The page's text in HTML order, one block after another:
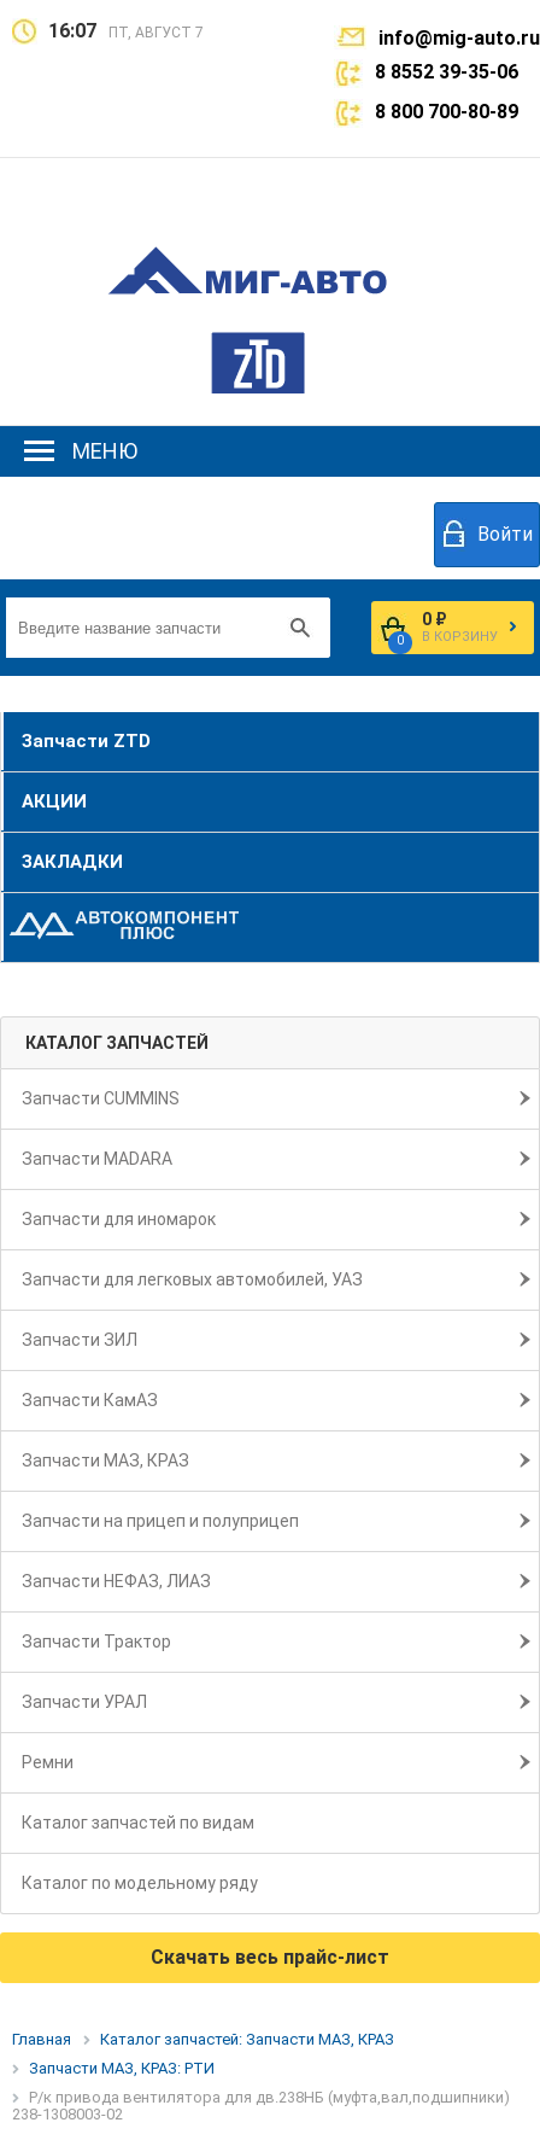
16:07 ПТ, АВГУСТ 7
info@mig-auto.ru
8 8552 39-35-06
8 800 700-80-89
МЕНЮ
Войти
0
0 ₽
В КОРЗИНУ
Запчасти ZTD
АКЦИИ
ЗАКЛАДКИ
КАТАЛОГ ЗАПЧАСТЕЙ
Запчасти CUMMINS
Запчасти MADARA
Запчасти для иномарок
Запчасти для легковых автомобилей, УАЗ
Запчасти ЗИЛ
Запчасти КамАЗ
Запчасти МАЗ, КРАЗ
Запчасти на прицеп и полуприцеп
Запчасти НЕФАЗ, ЛИАЗ
Запчасти Трактор
Запчасти УРАЛ
Ремни
Каталог запчастей по видам
Каталог по модельному ряду
Скачать весь прайс-лист
Главная
Каталог запчастей: Запчасти МАЗ, КРАЗ
Запчасти МАЗ, КРАЗ: РТИ
Р/к привода вентилятора для дв.238НБ (муфта,вал,подшипники)
238-1308003-02